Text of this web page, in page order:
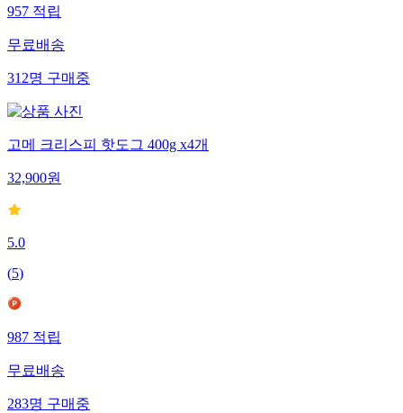
957 적립
무료배송
312명 구매중
고메 크리스피 핫도그 400g x4개
32,900원
5.0
(5)
987 적립
무료배송
283명 구매중